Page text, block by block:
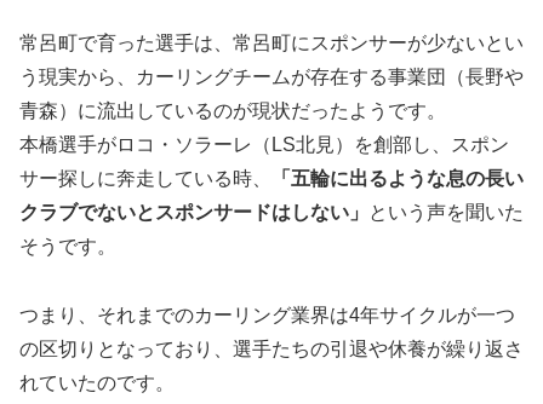
常呂町で育った選手は、常呂町にスポンサーが少ないとい
う現実から、カーリングチームが存在する事業団（長野や
青森）に流出しているのが現状だったようです。
本橋選手がロコ・ソラーレ（LS北見）を創部し、スポン
サー探しに奔走している時、
「五輪に出るような息の長い
クラブでないとスポンサードはしない」
という声を聞いた
そうです。
つまり、それまでのカーリング業界は4年サイクルが一つ
の区切りとなっており、選手たちの引退や休養が繰り返さ
れていたのです。